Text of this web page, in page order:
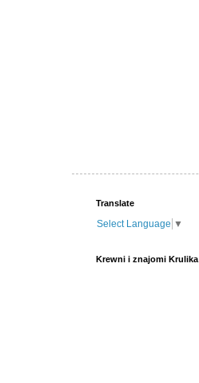
Translate
Select Language ▼
Krewni i znajomi Krulika